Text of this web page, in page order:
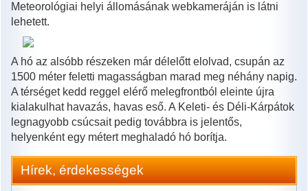
Meteorológiai helyi állomásának webkameráján is látni
lehetett.
A hó az alsóbb részeken már délelőtt elolvad, csupán az
1500 méter feletti magasságban marad meg néhány napig.
A térséget kedd reggel elérő melegfrontból eleinte újra
kialakulhat havazás, havas eső. A Keleti- és Déli-Kárpátok
legnagyobb csúcsait pedig továbbra is jelentős,
helyenként egy métert meghaladó hó borítja.
Hírek, érdekességek